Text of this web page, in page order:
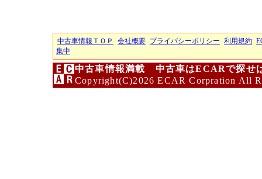
中古車情報ＴＯＰ 会社概要 プライバシーポリシー 利用規約
集中
中古車情報満載 中古車はECARで探せ
Copyright(C)2026 ECAR Corpration All